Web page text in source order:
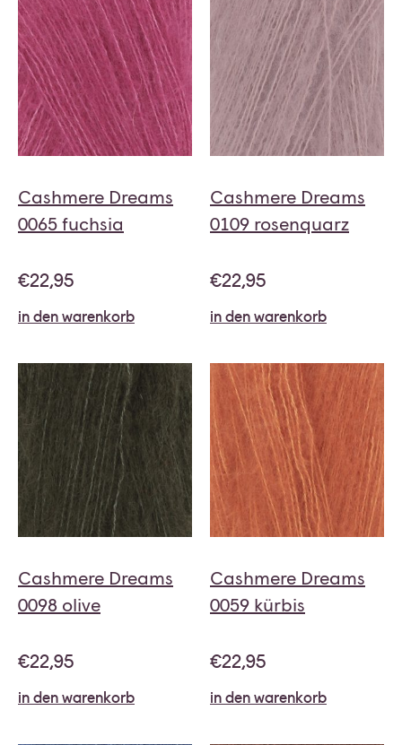
Cashmere Dreams
0065 fuchsia
€22,95
in den warenkorb
Cashmere Dreams
0109 rosenquarz
€22,95
in den warenkorb
Cashmere Dreams
0098 olive
€22,95
in den warenkorb
Cashmere Dreams
0059 kürbis
€22,95
in den warenkorb